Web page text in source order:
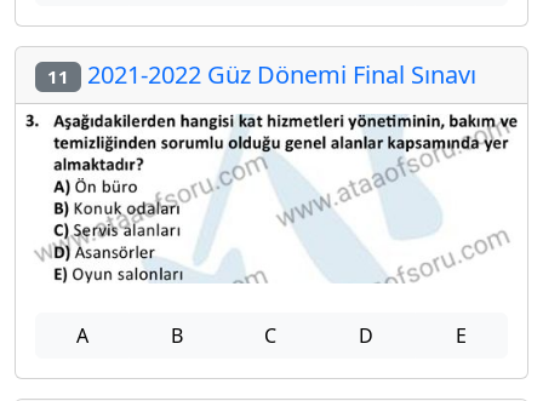
11 2021-2022 Güz Dönemi Final Sınavı
A B C D E